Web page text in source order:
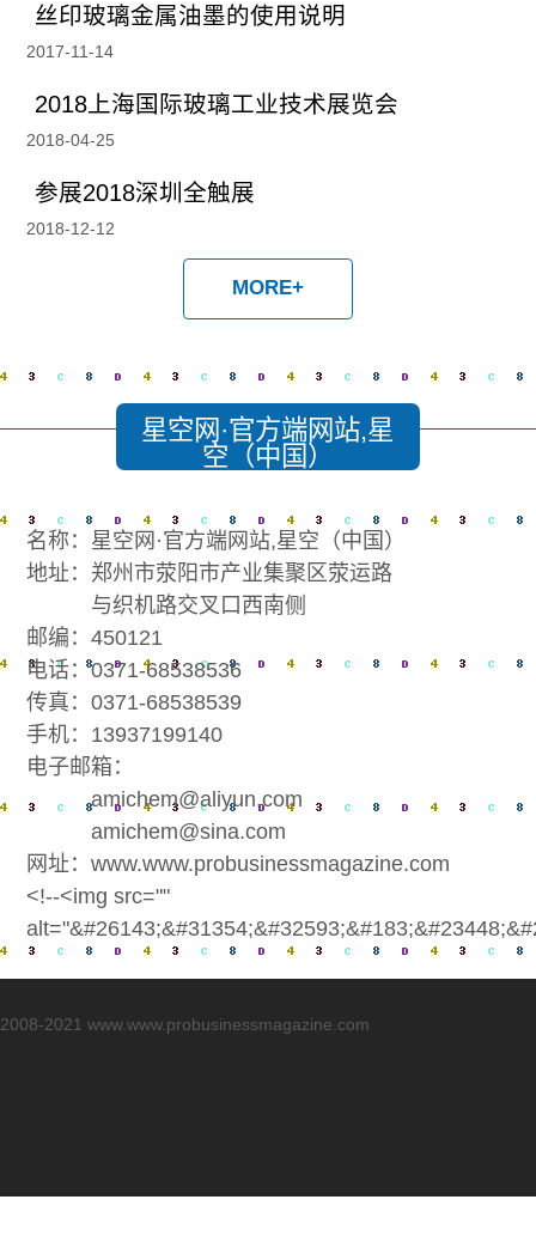
丝印玻璃金属油墨的使用说明
2017-11-14
2018上海国际玻璃工业技术展览会
2018-04-25
参展2018深圳全触展
2018-12-12
MORE+
星空网·官方端网站,星
空（中国）
名称：星空网·官方端网站,星空（中国）
地址：郑州市荥阳市产业集聚区荥运路
与织机路交叉口西南侧
邮编：450121
电话：0371-68538536
传真：0371-68538539
手机：13937199140
电子邮箱：
amichem@aliyun.com
amichem@sina.com
网址：www.www.probusinessmagazine.com
<!--<img src=""
2008-2021 www.www.probusinessmagazine.com